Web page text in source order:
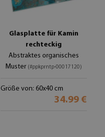
Glasplatte für Kamin
rechteckig
Abstraktes organisches
Muster (#ppkprntp-00017120)
Größe von: 60x40 cm
34.99 €